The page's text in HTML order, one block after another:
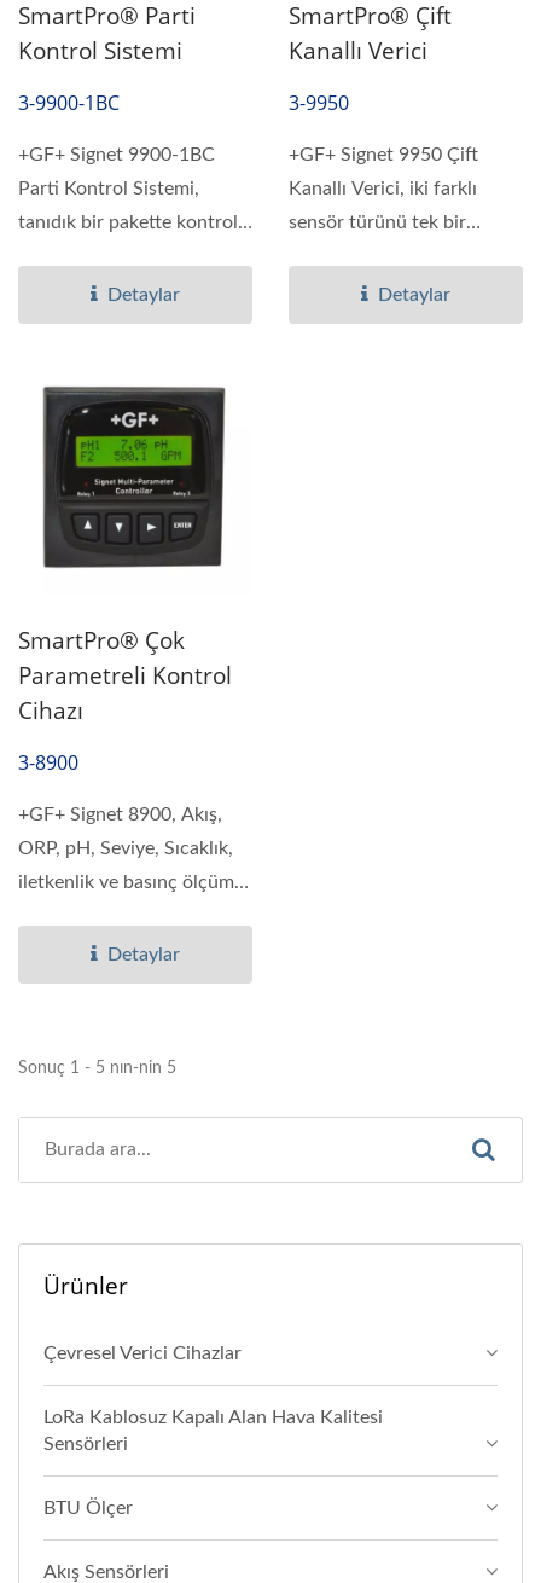
SmartPro® Parti
Kontrol Sistemi
3-9900-1BC
+GF+ Signet 9900-1BC
Parti Kontrol Sistemi,
tanıdık bir pakette kontrol
Detaylar
SmartPro® Çift
Kanallı Verici
3-9950
+GF+ Signet 9950 Çift
Kanallı Verici, iki farklı
sensör türünü tek bir
Detaylar
SmartPro® Çok
Parametreli Kontrol
Cihazı
3-8900
+GF+ Signet 8900, Akış,
ORP, pH, Seviye, Sıcaklık,
iletkenlik ve basınç ölçümü
Detaylar
Sonuç 1 - 5 nın-nin 5
Ürünler
Çevresel Verici Cihazlar
LoRa Kablosuz Kapalı Alan Hava Kalitesi
Sensörleri
BTU Ölçer
Akış Sensörleri